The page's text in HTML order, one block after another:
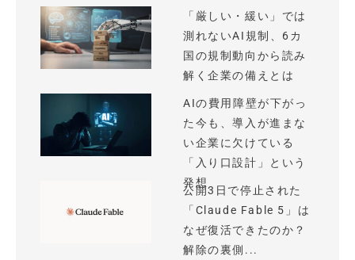
「厳しい・緩い」では
測れないAI規制、6カ
国の規制動向から読み
解く企業の備えとは
AIの費用障壁が下がっ
た今も、導入が進まな
い企業に欠けている
「入り口設計」という
発想
公開3日で停止された
「Claude Fable 5」は
なぜ復活できたのか？
解除の裏側...